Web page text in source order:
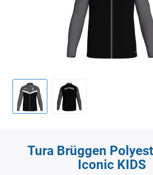
Tura Brüggen
Iconic KIDS